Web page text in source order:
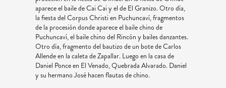
aparece el baile de Cai Cai y el de El Granizo. Otro día,
la fiesta del Corpus Christi en Puchuncaví, fragmentos
de la procesión donde aparece el baile chino de
Puchuncaví, el baile chino del Rincón y bailes danzantes.
Otro día, fragmento del bautizo de un bote de Carlos
Allende en la caleta de Zapallar. Luego en la casa de
Daniel Ponce en El Venado, Quebrada Alvarado. Daniel
y su hermano José hacen flautas de chino.